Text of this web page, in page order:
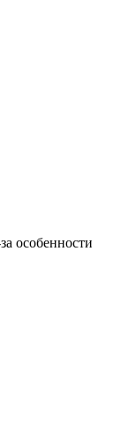
особенности